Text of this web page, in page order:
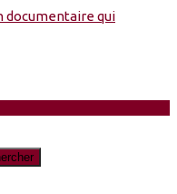
documentaire qui